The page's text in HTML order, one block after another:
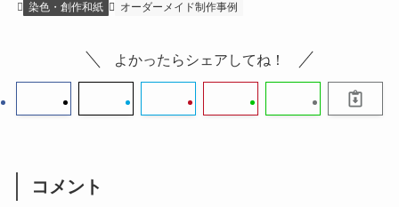
染色・創作和紙 オーダーメイド制作事例
よかったらシェアしてね！
コメント